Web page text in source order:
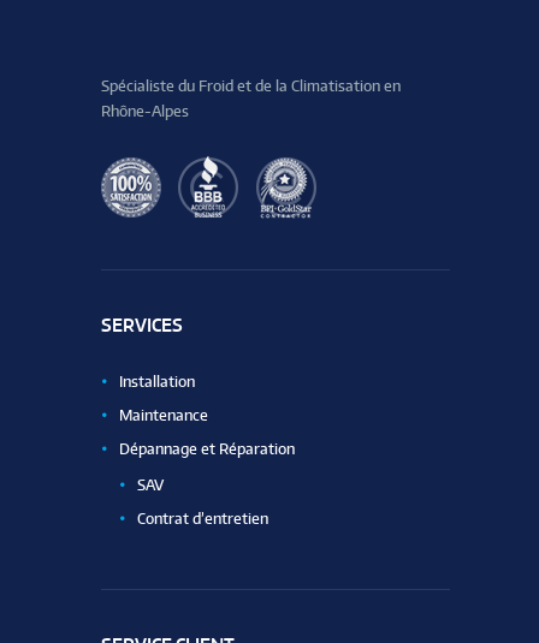
Spécialiste du Froid et de la Climatisation en
Rhône-Alpes
SERVICES
Installation
Maintenance
Dépannage et Réparation
SAV
Contrat d’entretien